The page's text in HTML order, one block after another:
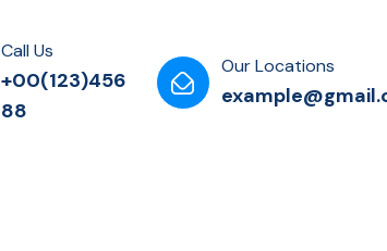
Call Us
+00(123)456
88
Our Locations